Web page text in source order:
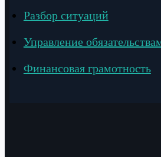
Разбор ситуаций
Управление
Финансовая грамотность